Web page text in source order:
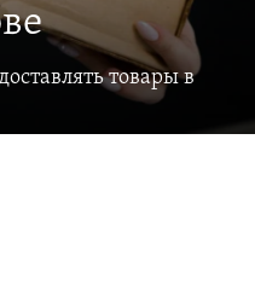
товары в